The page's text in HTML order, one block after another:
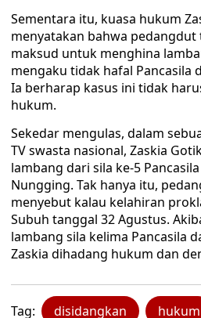
Sementara itu, kuasa hukum
menyatakan bahwa
maksud untuk menghina
mengaku tidak hafal Pancasila
Ia berharap kasus ini tidak
hukum.
Sekedar mengulas, dalam
TV swasta nasional, Zaskia
lambang dari sila ke-5
Nungging. Tak hanya itu,
menyebut kalau kelahiran
Subuh tanggal 32 Agustus.
lambang sila kelima Pancasila
Zaskia dihadang hukum dan
Tag: disidangkan hukum